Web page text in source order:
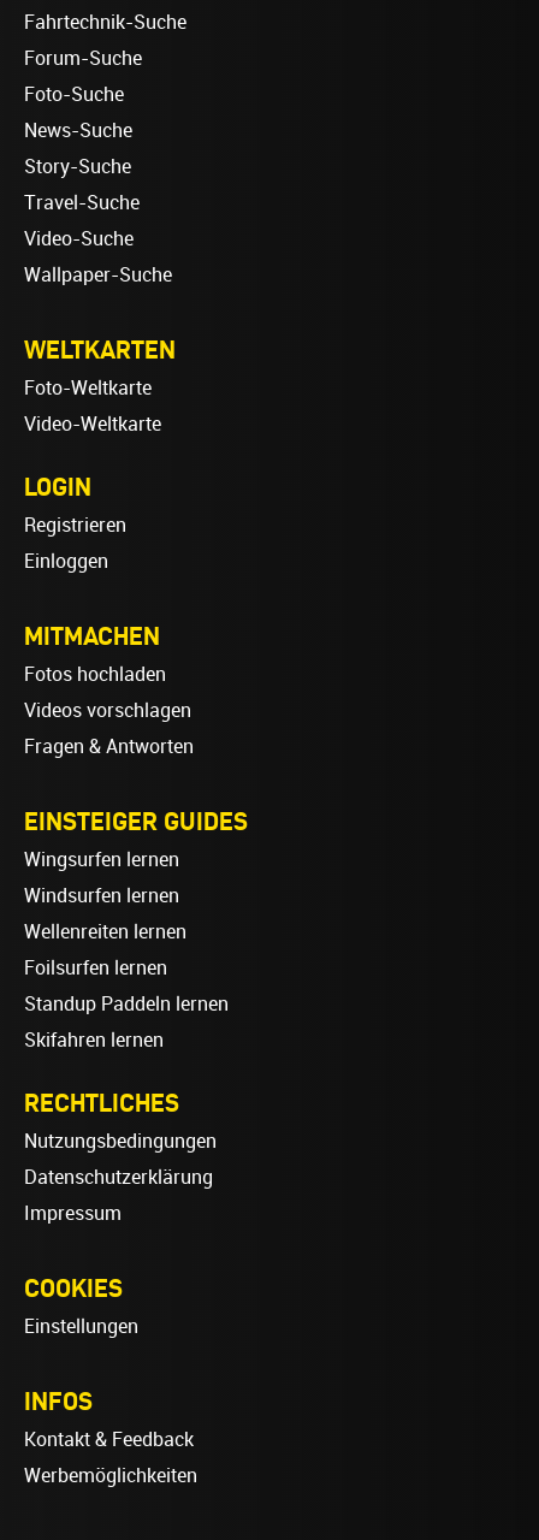
Fahrtechnik-Suche
Forum-Suche
Foto-Suche
News-Suche
Story-Suche
Travel-Suche
Video-Suche
Wallpaper-Suche
WELTKARTEN
Foto-Weltkarte
Video-Weltkarte
LOGIN
Registrieren
Einloggen
MITMACHEN
Fotos hochladen
Videos vorschlagen
Fragen & Antworten
EINSTEIGER GUIDES
Wingsurfen lernen
Windsurfen lernen
Wellenreiten lernen
Foilsurfen lernen
Standup Paddeln lernen
Skifahren lernen
RECHTLICHES
Nutzungsbedingungen
Datenschutzerklärung
Impressum
COOKIES
Einstellungen
INFOS
Kontakt & Feedback
Werbemöglichkeiten